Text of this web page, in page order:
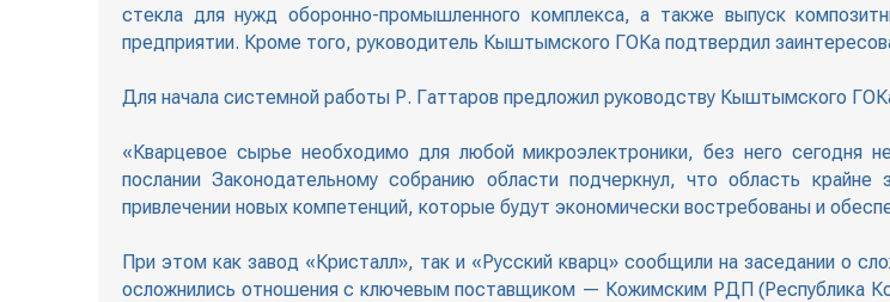
стекла для нужд оборонно-промышленного комплекса, а также выпуск
предприятии. Кроме того, руководитель Кыштымского ГОКа подтвердил
Для начала системной работы Р. Гаттаров предложил руководству Кыштымского
«Кварцевое сырье необходимо для любой микроэлектроники, без него сегодня
послании Законодательному собранию области подчеркнул, что область крайне
привлечении новых компетенций, которые будут экономически востребованы и
При этом как завод «Кристалл», так и «Русский кварц» сообщили на заседании о
осложнились отношения с ключевым поставщиком — Кожимским РДП (Республика